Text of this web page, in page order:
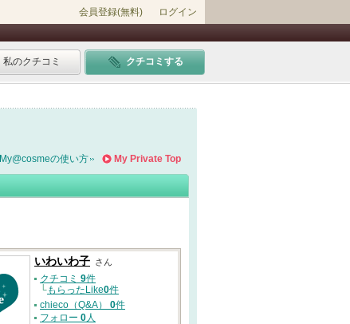
会員登録(無料) ログイン
私のクチコミ クチコミする
My Private Top
My@cosmeの使い方
いわいわ子 さん
クチコミ 9件
└もらったLike0件
chieco（Q&A） 0件
フォロー 0人